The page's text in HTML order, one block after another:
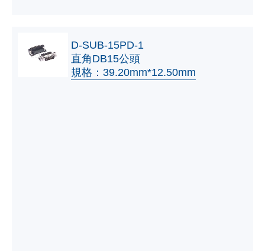
D-SUB-15PD-1
直角DB15公頭
規格：39.20mm*12.50mm